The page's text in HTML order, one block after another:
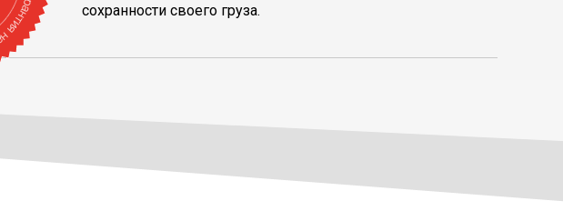
сохранности своего груза.